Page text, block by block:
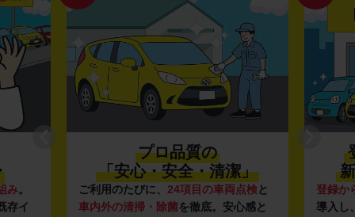
み。
存イ
プロ品質の
「安心・安全・清潔」
ご利用のたびに、 24項目の車両点検と
車内外の清掃・除菌を徹底。安心感と
登録か
導入し